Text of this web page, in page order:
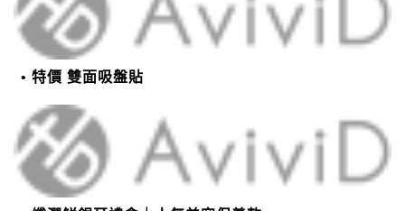
特價 雙面吸盤貼